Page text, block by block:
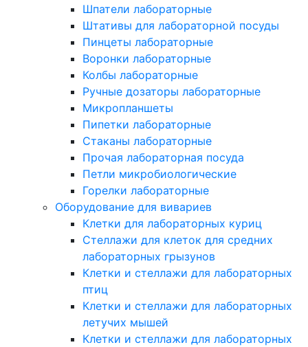
Шпатели лабораторные
Штативы для лабораторной посуды
Пинцеты лабораторные
Воронки лабораторные
Колбы лабораторные
Ручные дозаторы лабораторные
Микропланшеты
Пипетки лабораторные
Стаканы лабораторные
Прочая лабораторная посуда
Петли микробиологические
Горелки лабораторные
Оборудование для вивариев
Клетки для лабораторных куриц
Стеллажи для клеток для средних
лабораторных грызунов
Клетки и стеллажи для лабораторных
птиц
Клетки и стеллажи для лабораторных
летучих мышей
Клетки и стеллажи для лабораторных